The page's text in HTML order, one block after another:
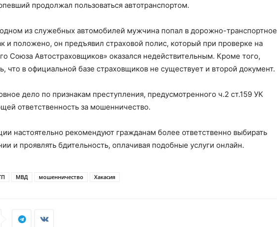
продолжал пользоваться автотранспортом.
из служебных автомобилей мужчина попал в дорожно-транспортное
и положено, он предъявил страховой полис, который при проверке на
Союза Автостраховщиков» оказался недействительным. Кроме того,
что в официальной базе страховщиков не существует и второй документ.
дело по признакам преступления, предусмотренного ч.2 ст.159 УК
ответственность за мошенничество.
настоятельно рекомендуют гражданам более ответственно выбирать
и проявлять бдительность, оплачивая подобные услуги онлайн.
МВД мошенничество Хакасия